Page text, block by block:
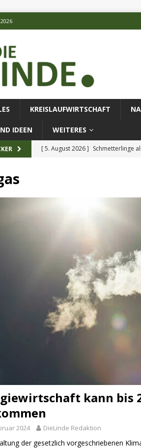
KREISLAUFWIRTSCHAFT
IDEEN WEITERES
[ 5. August 2026 ] Schmetterlinge
[ 5. August 2026 ]
Verbesserung
kann bis
2024 DieLinde Redaktion
der gesetzlich vorgeschriebenen